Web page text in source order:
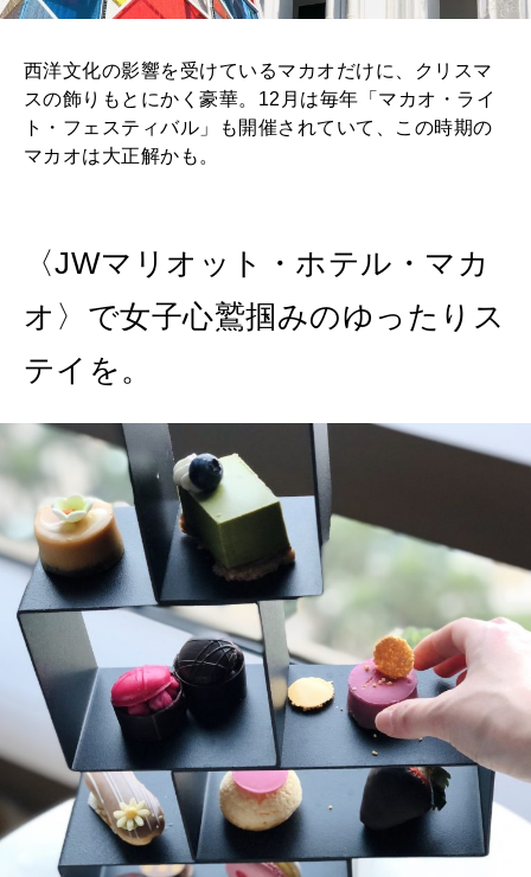
西洋文化の影響を受けているマカオだけに、クリスマ
スの飾りもとにかく豪華。12月は毎年「マカオ・ライ
ト・フェスティバル」も開催されていて、この時期の
マカオは大正解かも。
〈JWマリオット・ホテル・マカ
オ〉で女子心鷲掴みのゆったりス
テイを。